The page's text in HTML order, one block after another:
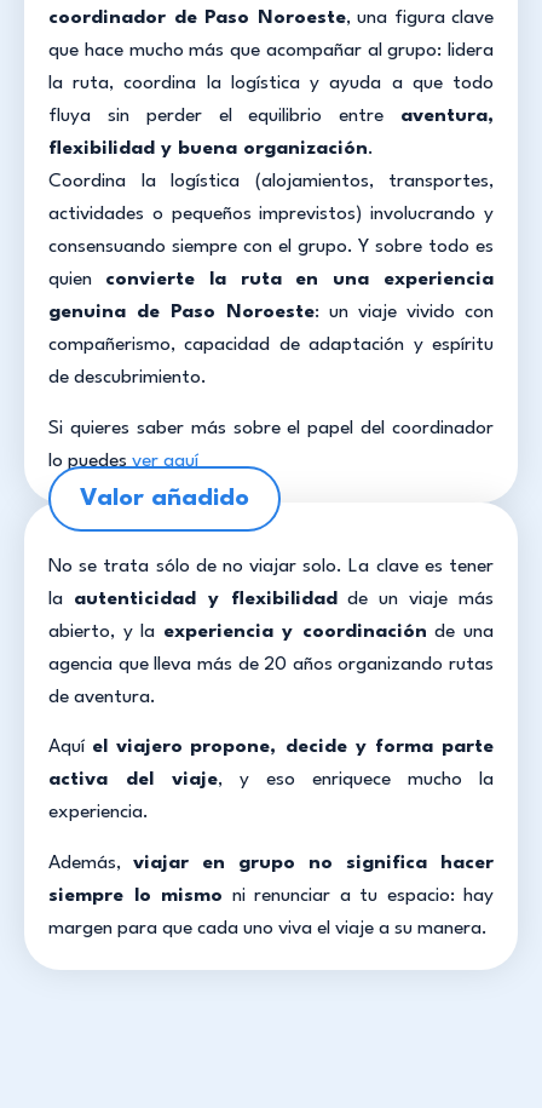
coordinador de Paso Noroeste, una figura clave
que hace mucho más que acompañar al grupo: lidera
la ruta, coordina la logística y ayuda a que todo
fluya sin perder el equilibrio entre aventura,
flexibilidad y buena organización.
Coordina la logística (alojamientos, transportes,
actividades o pequeños imprevistos) involucrando y
consensuando siempre con el grupo. Y sobre todo es
quien convierte la ruta en una experiencia
genuina de Paso Noroeste: un viaje vivido con
compañerismo, capacidad de adaptación y espíritu
de descubrimiento.
Si quieres saber más sobre el papel del coordinador
lo puedes ver aquí
Valor añadido
No se trata sólo de no viajar solo. La clave es tener
la autenticidad y flexibilidad
de un viaje más
abierto, y la experiencia y coordinación de una
agencia que lleva más de 20 años organizando rutas
de aventura.
Aquí el viajero propone, decide y forma parte
activa del viaje, y eso enriquece mucho la
experiencia.
Además, viajar en grupo no significa hacer
siempre lo mismo ni renunciar a tu espacio: hay
margen para que cada uno viva el viaje a su manera.